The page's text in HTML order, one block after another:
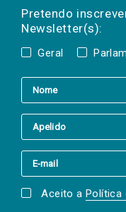
Pretendo
Newsletter(s):
Geral
a(s) newsletter(s).
mail
Aceito a Política